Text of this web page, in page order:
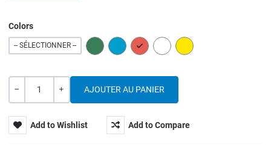
Colors
-- SÉLECTIONNER -- GREEN BLUE RED WHITE YELLOW
Quantité
Add to Wishlist Add to Compare